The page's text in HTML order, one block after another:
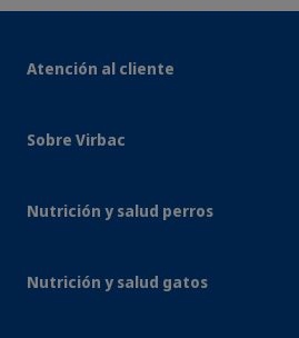
Atención al cliente
Sobre Virbac
Nutrición y salud perros
Nutrición y salud gatos